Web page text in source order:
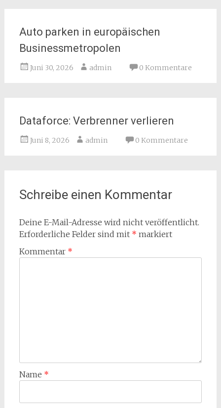
Auto parken in europäischen
Businessmetropolen
Juni 30, 2026 admin 0 Kommentare
Dataforce: Verbrenner verlieren
Juni 8, 2026 admin 0 Kommentare
Schreibe einen Kommentar
Deine E-Mail-Adresse wird nicht veröffentlicht.
Erforderliche Felder sind mit * markiert
Kommentar *
Name *